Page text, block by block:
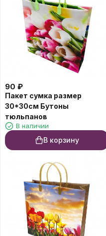
90 ₽
Пакет сумка размер
30*30см Бутоны
тюльпанов
В наличии
В корзину